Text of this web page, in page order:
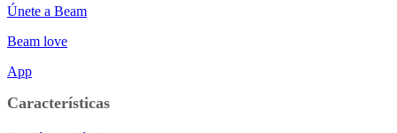
Únete a Beam
Beam love
App
Características